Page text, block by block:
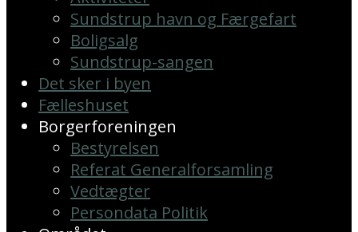
Sundstrup havn og Færgefart
Boligsalg
Sundstrup-sangen
Det sker i byen
Fælleshuset
Borgerforeningen
Bestyrelsen
Referat Generalforsamling
Vedtægter
Persondata Politik